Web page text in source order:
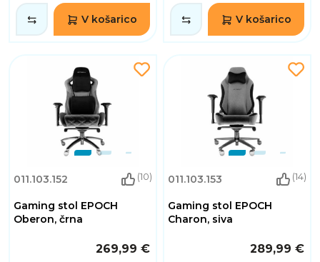
V košarico V košarico
011.103.152 (10)
Gaming stol EPOCH
Oberon, črna
269,99 €
011.103.153 (14)
Gaming stol EPOCH
Charon, siva
289,99 €